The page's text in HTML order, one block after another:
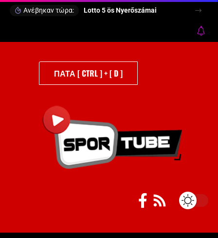
Ανέβηκαν τώρα: Lotto 5 ös Nyerőszámai
ΠΑΤΑ [ CTRL ] + [ D ]